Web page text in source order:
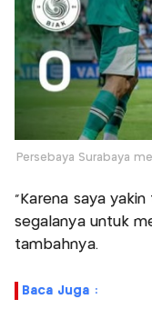
Persebaya Surabaya
"Karena saya
segalanya untuk
tambahnya.
Baca Juga :